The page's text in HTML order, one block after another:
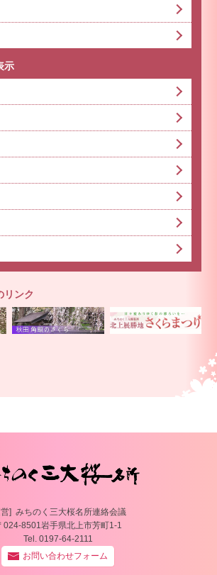
示
リンク
みちのく三大桜名所連絡会議
024-8501岩手県北上市芳町1-1
Tel. 0197-64-2111
お問い合わせフォーム